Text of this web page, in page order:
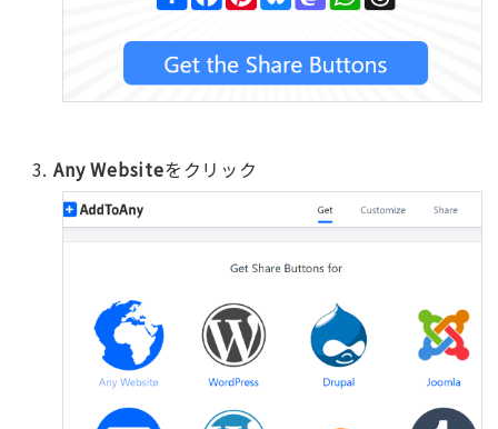
Any Websiteをクリック